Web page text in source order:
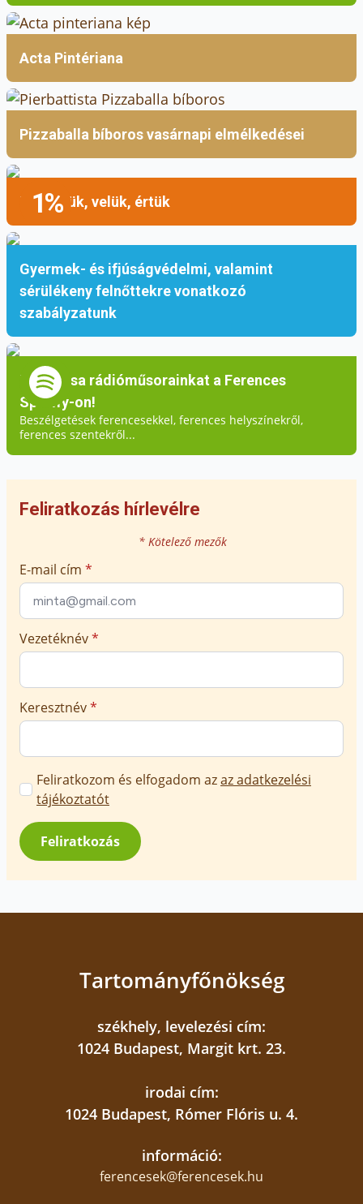
Acta Pintériana
Pizzaballa bíboros vasárnapi elmélkedései
1%
Mellettük, velük, értük
Gyermek- és ifjúságvédelmi, valamint
sérülékeny felnőttekre vonatkozó
szabályzatunk
Hallgassa rádióműsorainkat a Ferences
Spotify-on!
Beszélgetések ferencesekkel, ferences helyszínekről,
ferences szentekről...
Feliratkozás hírlevélre
* Kötelező mezők
E-mail cím *
Vezetéknév*
Keresztnév*
Marketing
üzenetek
jóváhagyása
*
Feliratkozom és elfogadom azaz adatkezelési
tájékoztatót
Feliratkozás
Tartományfőnökség
székhely, levelezési cím:
1024 Budapest, Margit krt. 23.
irodai cím:
1024 Budapest, Rómer Flóris u. 4.
információ:
ferencesek@ferencesek.hu